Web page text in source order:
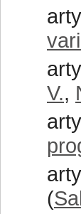
V.,
(